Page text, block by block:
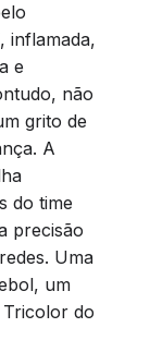
inflamada,
e
não
grito de
A
do time
precisão
Uma
um
do